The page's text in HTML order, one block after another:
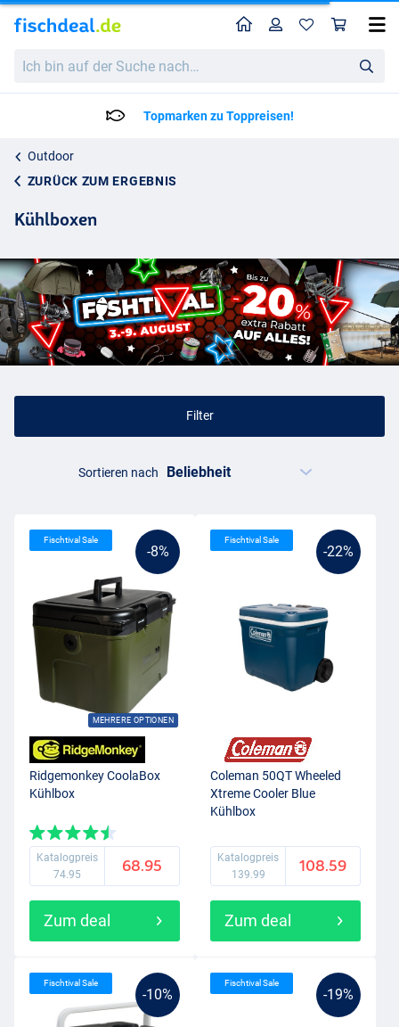
bin
HomeProfil
Topmarken zu Toppreisen!
Outdoor
ZURÜCK ZUM ERGEBNIS
Kühlboxen
Filter
Sortieren nach
-8%
MEHRERE OPTIONEN
Fischtival Sale
Ridgemonkey CoolaBox
Kühlbox
Katalogpreis
74.95
68.95
Zum deal
-22%
Fischtival Sale
Coleman 50QT Wheeled
Xtreme Cooler Blue
Kühlbox
Katalogpreis
139.99
108.59
Zum deal
-10%
Fischtival Sale
-19%
Fischtival Sale